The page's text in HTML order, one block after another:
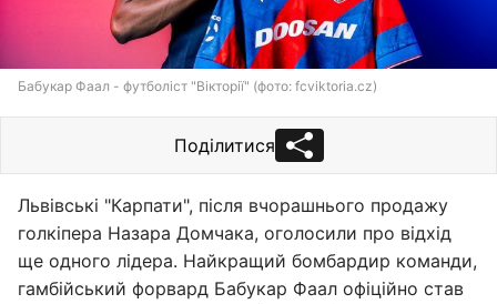
Бабукар Фаал - футболіст "Вікторії" (фото: fcviktoria.cz)
Поділитися
Львівські "Карпати", після вчорашнього продажу
голкіпера Назара Домчака, оголосили про відхід
ще одного лідера. Найкращий бомбардир команди,
гамбійський форвард Бабукар Фаал офіційно став